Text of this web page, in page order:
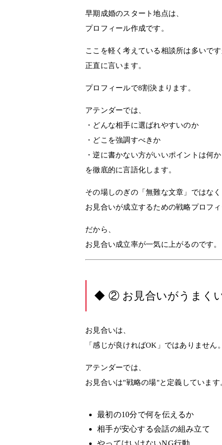
早期成婚のスタート地点は、
プロフィール作成です。
ここを軽く考えている相談所は多いです
正直に言います。
プロフィールで8割決まります。
アテンダーでは、
・どんな相手に選ばれやすいのか
・どこを強調すべきか
・逆に書かない方がいいポイントは何か
を徹底的に言語化します。
その場しのぎの「無難な文章」ではなく
お見合いが成立するための戦略プロフ
だから、
お見合い成立率が一気に上がるのです。
◆ ② お見合いがうまく
お見合いは、
「感じが良ければOK」ではありません。
アテンダーでは、
お見合いは"戦略の場"と定義しています
最初の10分で何を伝えるか
相手が安心する会話の組み立て
やってはいけないNG行動